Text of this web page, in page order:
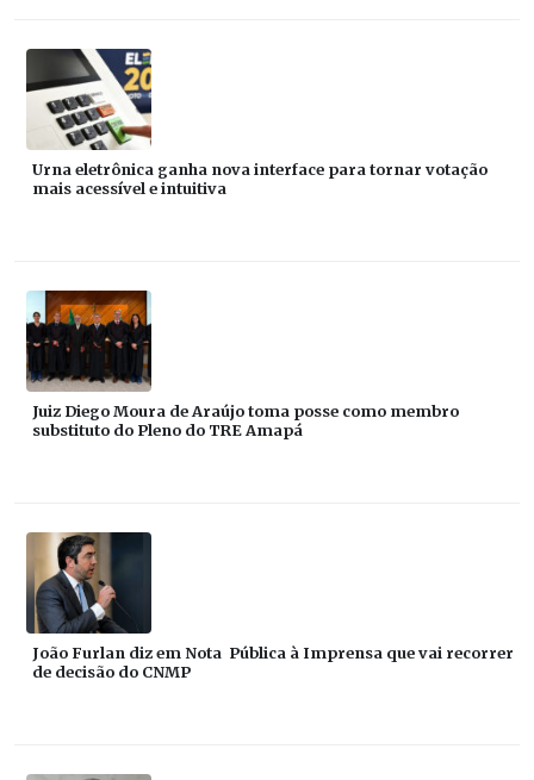
Urna eletrônica ganha nova interface para tornar votação
mais acessível e intuitiva
Juiz Diego Moura de Araújo toma posse como membro
substituto do Pleno do TRE Amapá
João Furlan diz em Nota Pública à Imprensa que vai recorrer
de decisão do CNMP